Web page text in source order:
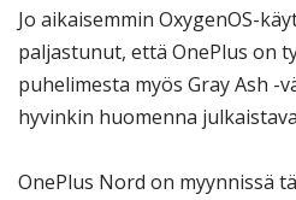
Jo aikaisemmin OxygenOS-
paljastunut, että OnePlus on
puhelimesta myös Gray Ash -
hyvinkin huomenna
OnePlus Nord on myynnissä